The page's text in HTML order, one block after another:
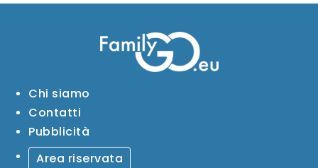
Chi siamo
Contatti
Pubblicità
Area riservata